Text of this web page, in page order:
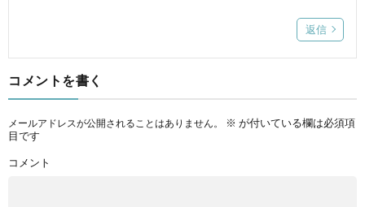
返信
コメントを書く
メールアドレスが公開されることはありません。 ※ が付いている欄は必須項
目です
コメント